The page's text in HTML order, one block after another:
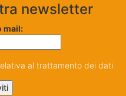
newsletter
mail:
al trattamento dei dati